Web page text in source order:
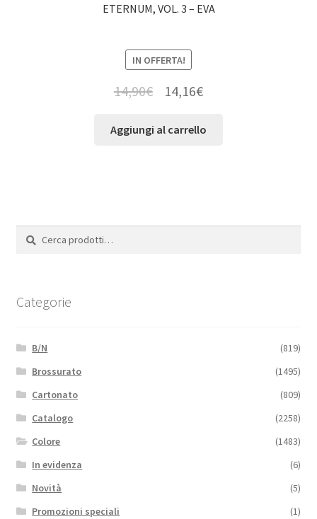
ETERNUM, VOL. 3 – EVA
IN OFFERTA!
14,90€ 14,16€
Aggiungi al carrello
Cerca:
Cerca
Categorie
B/N
(819)
Brossurato
(1495)
Cartonato
(809)
Catalogo
(2258)
Colore
(1483)
In evidenza
(6)
Novità
(5)
Promozioni speciali
(1)